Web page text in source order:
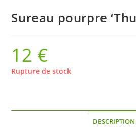
Sureau pourpre
12 €
Rupture de stock
DESCRIPTION